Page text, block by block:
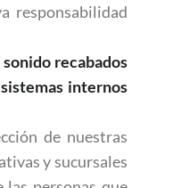
responsabilidad
recabados
internos
de nuestras
y sucursales